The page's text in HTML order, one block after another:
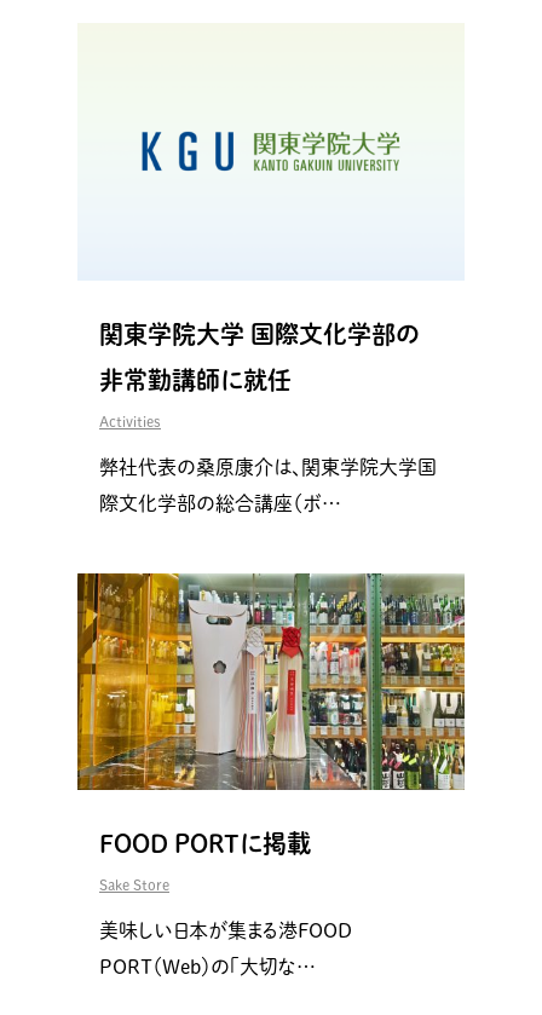
関東学院大学 国際文化学部の
非常勤講師に就任
Activities
弊社代表の桑原康介は、関東学院大学国
際文化学部の総合講座（ボ…
FOOD PORTに掲載
Sake Store
美味しい日本が集まる港FOOD
PORT（Web）の「大切な…